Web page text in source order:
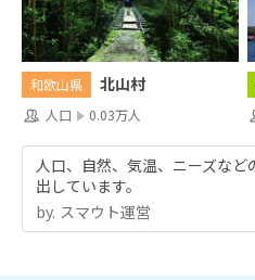
和歌山県 北山村
人口 0.03万人
人口、自然、気温、ニーズな
出しています。
by.︎ スマウト運営